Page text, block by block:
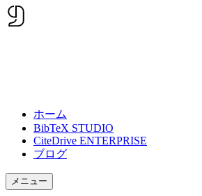
ホーム
BibTeX STUDIO
CiteDrive ENTERPRISE
ブログ
メニュー